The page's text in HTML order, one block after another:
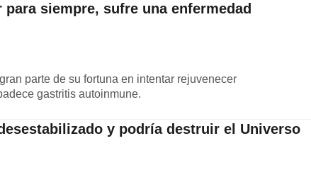
siempre, sufre una enfermedad
parte de su fortuna en intentar rejuvenecer
gastritis autoinmune.
y podría destruir el Universo